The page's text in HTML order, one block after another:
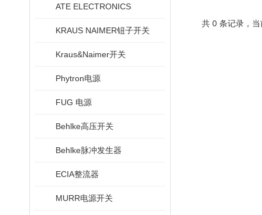
ATE ELECTRONICS
KRAUS NAIMER钮子开关
Kraus&Naimer开关
Phytron电源
FUG 电源
Behlke高压开关
Behlke脉冲发生器
ECIA整流器
MURR电源开关
共 0 条记录，